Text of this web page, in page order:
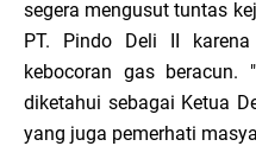
segera mengusut tuntas
PT. Pindo Deli II
kebocoran gas beracun.
diketahui sebagai Ketua
yang juga pemerhati